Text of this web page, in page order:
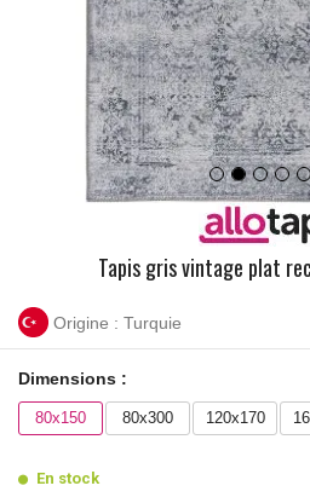
Tapis gris vintage plat
Origine : Turquie
Dimensions :
80x150 80x300 120x170
En stock